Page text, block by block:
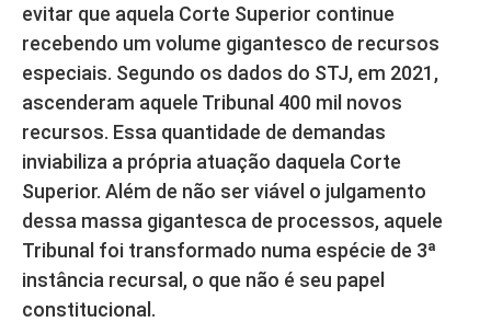
evitar que aquela Corte Superior continue
recebendo um volume gigantesco de recursos
especiais. Segundo os dados do STJ, em 2021,
ascenderam aquele Tribunal 400 mil novos
recursos. Essa quantidade de demandas
inviabiliza a própria atuação daquela Corte
Superior. Além de não ser viável o julgamento
dessa massa gigantesca de processos, aquele
Tribunal foi transformado numa espécie de 3ª
instância recursal, o que não é seu papel
constitucional.